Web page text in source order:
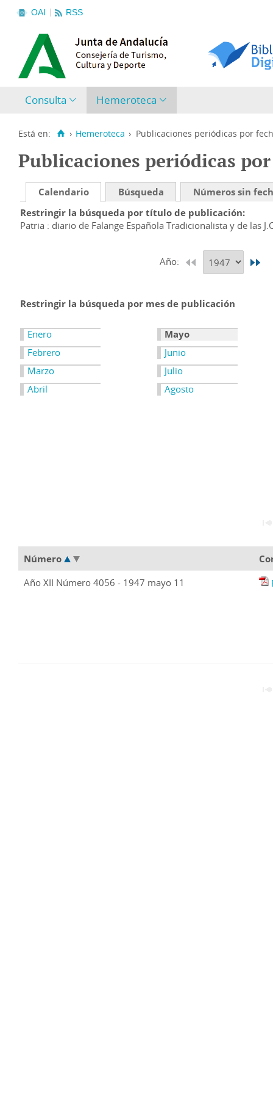
OAI RSS
Consulta Hemeroteca
Está en: › Hemeroteca › Publicaciones periódicas por
Publicaciones periódicas
Calendario Búsqueda
Números sin
Restringir la búsqueda por título de publicación
Patria : diario de Falange Española Tradicionalista y de las
Año:
Restringir la búsqueda por mes de publicación
Enero
Febrero
Marzo
Abril
Mayo
Junio
Julio
Agosto
Número
Año XII Número 4056 - 1947 mayo 11